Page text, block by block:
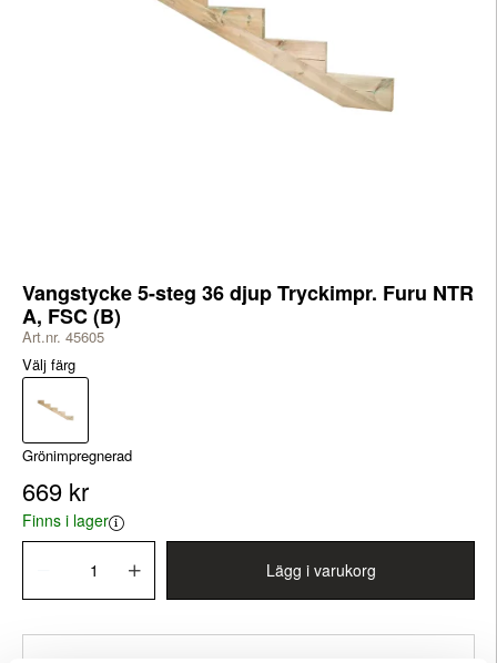
Vangstycke 5-steg 36 djup Tryckimpr. Furu NTR
A, FSC (B)
Art.nr. 45605
Välj färg
Grönimpregnerad
669 kr
Finns i lager
Lägg i varukorg